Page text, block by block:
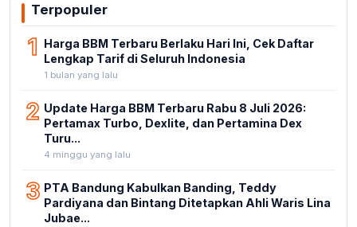
Terpopuler
1 Harga BBM Terbaru Berlaku Hari Ini, Cek Daftar
Lengkap Tarif di Seluruh Indonesia
1 bulan yang lalu
2 Update Harga BBM Terbaru Rabu 8 Juli 2026:
Pertamax Turbo, Dexlite, dan Pertamina Dex
Turu...
4 minggu yang lalu
3 PTA Bandung Kabulkan Banding, Teddy
Pardiyana dan Bintang Ditetapkan Ahli Waris Lina
Jubae...